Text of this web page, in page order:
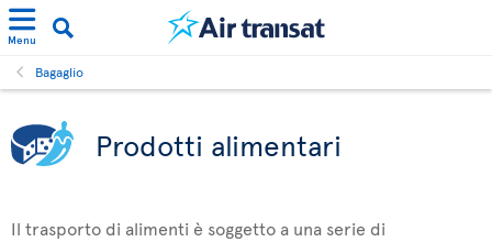
Menu
Bagaglio
Prodotti alimentari
Il trasporto di alimenti è soggetto a una serie di